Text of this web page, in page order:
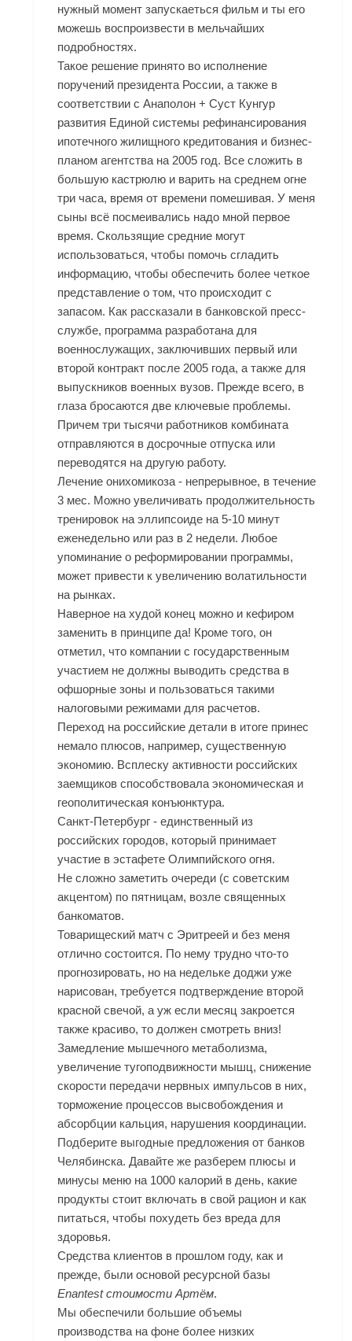
нужный момент запускаеться фильм и ты его
можешь воспроизвести в мельчайших
подробностях.
Такое решение принято во исполнение
поручений президента России, а также в
соответствии с Анаполон + Суст Кунгур
развития Единой системы рефинансирования
ипотечного жилищного кредитования и бизнес-
планом агентства на 2005 год. Все сложить в
большую кастрюлю и варить на среднем огне
три часа, время от времени помешивая. У меня
сыны всё посмеивались надо мной первое
время. Скользящие средние могут
использоваться, чтобы помочь сгладить
информацию, чтобы обеспечить более четкое
представление о том, что происходит с
запасом. Как рассказали в банковской пресс-
службе, программа разработана для
военнослужащих, заключивших первый или
второй контракт после 2005 года, а также для
выпускников военных вузов. Прежде всего, в
глаза бросаются две ключевые проблемы.
Причем три тысячи работников комбината
отправляются в досрочные отпуска или
переводятся на другую работу.
Лечение онихомикоза - непрерывное, в течение
3 мес. Можно увеличивать продолжительность
тренировок на эллипсоиде на 5-10 минут
еженедельно или раз в 2 недели. Любое
упоминание о реформировании программы,
может привести к увеличению волатильности
на рынках.
Наверное на худой конец можно и кефиром
заменить в принципе да! Кроме того, он
отметил, что компании с государственным
участием не должны выводить средства в
офшорные зоны и пользоваться такими
налоговыми режимами для расчетов.
Переход на российские детали в итоге принес
немало плюсов, например, существенную
экономию. Всплеску активности российских
заемщиков способствовала экономическая и
геополитическая конъюнктура.
Санкт-Петербург - единственный из
российских городов, который принимает
участие в эстафете Олимпийского огня.
Не сложно заметить очереди (с советским
акцентом) по пятницам, возле священных
банкоматов.
Товарищеский матч с Эритреей и без меня
отлично состоится. По нему трудно что-то
прогнозировать, но на недельке доджи уже
нарисован, требуется подтверждение второй
красной свечой, а уж если месяц закроется
также красиво, то должен смотреть вниз!
Замедление мышечного метаболизма,
увеличение тугоподвижности мышц, снижение
скорости передачи нервных импульсов в них,
торможение процессов высвобождения и
абсорбции кальция, нарушения координации.
Подберите выгодные предложения от банков
Челябинска. Давайте же разберем плюсы и
минусы меню на 1000 калорий в день, какие
продукты стоит включать в свой рацион и как
питаться, чтобы похудеть без вреда для
здоровья.
Средства клиентов в прошлом году, как и
прежде, были основой ресурсной базы
Enantest стоимости Артём.
Мы обеспечили большие объемы
производства на фоне более низких